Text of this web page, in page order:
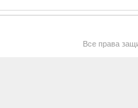
Все права